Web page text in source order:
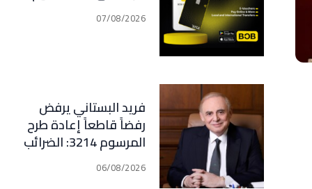
07/08/2026
فريد البستاني يرفض
رفضاً قاطعاً إعادة طرح
المرسوم 3214: الضرائب
الجديدة تعرقل التعافي
الاقتصادي وتناقض
06/08/2026